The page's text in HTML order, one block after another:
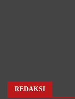
REDAKSI